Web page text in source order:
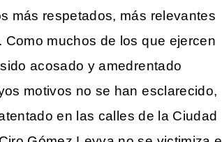
más respetados, más relevantes
muchos de los que ejercen
acosado y amedrentado
motivos no se han esclarecido,
en las calles de la Ciudad
Cine desde los márgenes